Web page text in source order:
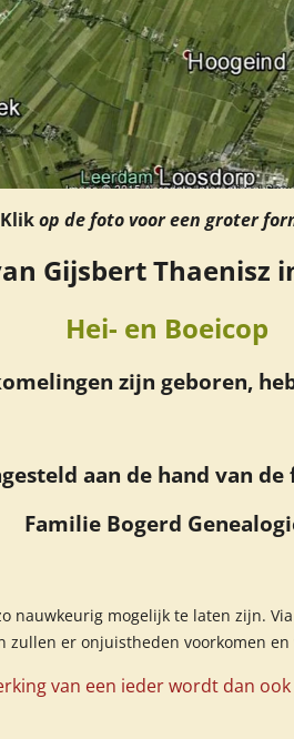
Klikop de foto voor een groter
Gijsbert Thaenisz
Hei- en Boeicop
zijn geboren,
aan de hand van
Familie Bogerd
nauwkeurig mogelijk te laten zijn.
er onjuistheden voorkomen en
van een ieder wordt dan